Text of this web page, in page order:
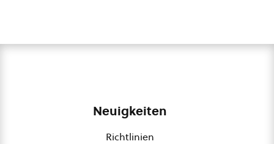
Neuigkeiten
Richtlinien